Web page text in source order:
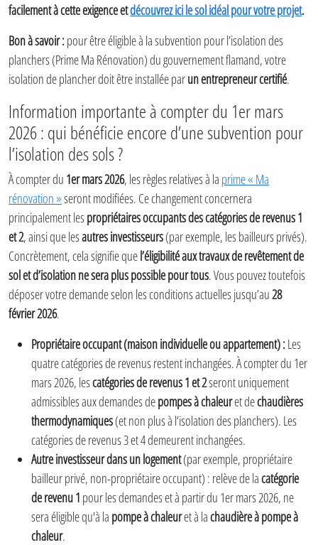
facilement à cette exigence etdécouvrez ici le sol idéal pour votre projet.
Bon à savoir :pour être éligible à la subvention pour l’isolation des
planchers (Prime Ma Rénovation) du gouvernement flamand, votre
isolation de plancher doit être installée parun entrepreneur certifié.
Information importante à compter du 1er mars
2026 : qui bénéficie encore d’une subvention pour
l’isolation des sols ?
À compter du 1er mars 2026, les règles relatives à la prime « Ma
rénovation »seront modifiées. Ce changement concernera
principalement lespropriétaires occupants des catégories de revenus 1
et 2, ainsi que lesautres investisseurs(par exemple, les bailleurs privés).
Concrètement, cela signifie quel’éligibilité aux travaux de revêtement de
sol et d’isolation ne sera plus possible pour tous. Vous pouvez toutefois
déposer votre demande selon les conditions actuelles jusqu’au28
février 2026.
Propriétaire occupant (maison individuelle ou appartement) :Les
quatre catégories de revenus restent inchangées. À compter du 1er
mars 2026, lescatégories de revenus 1 et 2seront uniquement
admissibles aux demandes depompes à chaleuret dechaudières
thermodynamiques(et non plus à l’isolation des planchers). Les
catégories de revenus 3 et 4 demeurent inchangées.
Autre investisseur dans un logement(par exemple, propriétaire
bailleur privé, non-propriétaire occupant) : relève de lacatégorie
de revenu 1 pour les demandes et à partir du 1er mars 2026, ne
sera éligible qu'à la pompe à chaleuret à lachaudière à pompe à
chaleur.